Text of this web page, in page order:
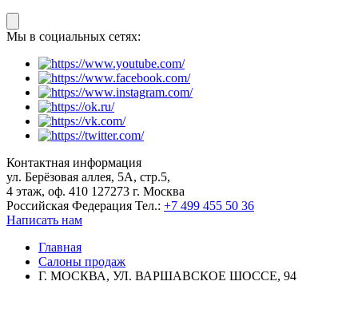
Мы в социальных сетях:
Контактная информация
ул. Берёзовая аллея, 5А, стр.5,
4 этаж, оф. 410 127273 г. Москва
Российская Федерация Тел.: +7 499 455 50 36
Написать нам
Главная
Салоны продаж
Г. МОСКВА, УЛ. ВАРШАВСКОЕ ШОССЕ, 94